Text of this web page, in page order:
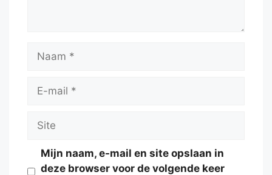
Naam
Site
Mijn naam, e-mail en site opslaan in
deze browser voor de volgende keer